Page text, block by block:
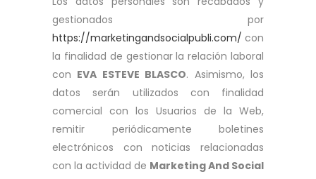
gestionados por
https://marketingandsocialpubli.com/ con
la finalidad de gestionar la relación laboral
con EVA ESTEVE BLASCO. Asimismo, los
datos serán utilizados con finalidad
comercial con los Usuarios de la Web,
remitir periódicamente boletines
electrónicos con noticias relacionadas
con la actividad de Marketing And Social